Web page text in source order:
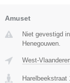
Amuset
Niet gevestigd
Henegouwen.
West-
Harelbeekstraat